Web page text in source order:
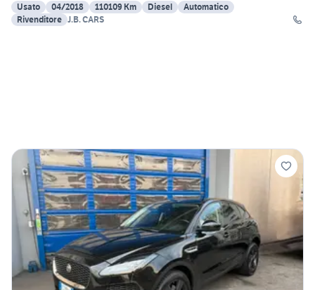
Usato
04/2018 110109 Km Diesel
Automatico
Rivenditore J.B. CARS